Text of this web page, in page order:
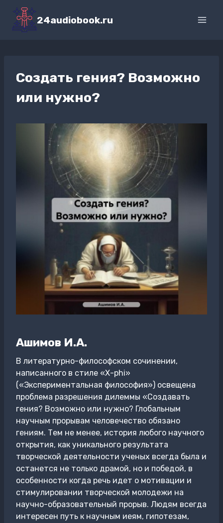
Перейти
содержимому
24audiobook.ru
Создать гения? Возможно
или нужно?
Ашимов И.А.
В литературно-философском сочинении,
написанного в стиле «Х-phi»
(«Экспериментальная философия») освещена
проблема разрешения дилеммы «Создавать
гения? Возможно или нужно? Глобальным
научным прорывам человечество обязано
гениям. Тем не менее, история любого научного
открытия, как уникального результата
творческой деятельности ученых всегда была и
останется не только драмой, но и победой, в
особенности когда речь идет о мотивации и
стимулировании творческой молодежи на
научно-образовательный прорыв. Людям всегда
интересен путь к научным иеям, гипотезам,